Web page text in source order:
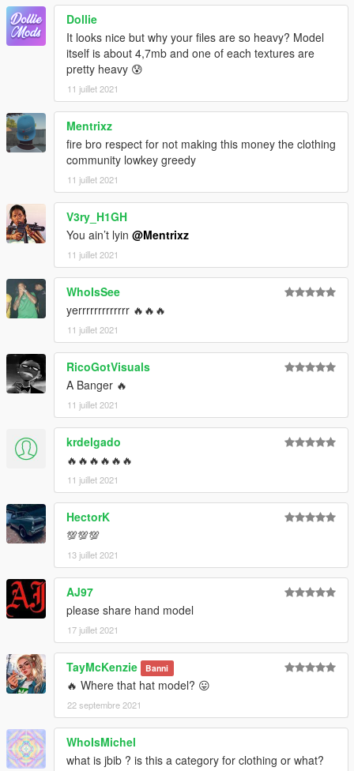
Dollie
It looks nice but why your files are so heavy? Model
itself is about 4,7mb and one of each textures are
pretty heavy 😰
11 juillet 2021
Mentrixz
fire bro respect for not making this money the clothing
community lowkey greedy
11 juillet 2021
V3ry_H1GH
You ain’t lyin @Mentrixz
11 juillet 2021
WhoIsSee
yerrrrrrrrrrrrr 🔥🔥🔥
11 juillet 2021
RicoGotVisuals
A Banger 🔥
11 juillet 2021
krdelgado
🔥🔥🔥🔥🔥🔥
11 juillet 2021
HectorK
💯💯💯
13 juillet 2021
AJ97
please share hand model
17 juillet 2021
TayMcKenzie Banni
🔥 Where that hat model? 😛
22 septembre 2021
WhoIsMichel
what is jbib ? is this a category for clothing or what?